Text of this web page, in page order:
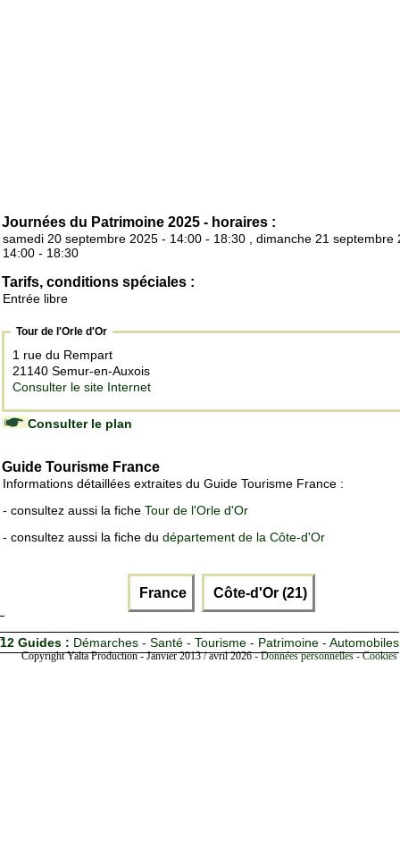
Journées du Patrimoine 2025 - horaires :
samedi 20 septembre 2025 - 14:00 - 18:30 , dimanche 21 septembre
14:00 - 18:30
Tarifs, conditions spéciales :
Entrée libre
Tour de l'Orle d'Or
1 rue du Rempart
21140 Semur-en-Auxois
Consulter le site Internet
Consulter le plan
Guide Tourisme France
Informations détaillées extraites du Guide Tourisme France :
- consultez aussi la fiche Tour de l'Orle d'Or
- consultez aussi la fiche du département de la Côte-d'Or
France Côte-d'Or (21)
12 Guides : Démarches - Santé - Tourisme - Patrimoine - Automobiles
Copyright Yalta Production - Janvier 2013 / avril 2026 -Données personnelles -